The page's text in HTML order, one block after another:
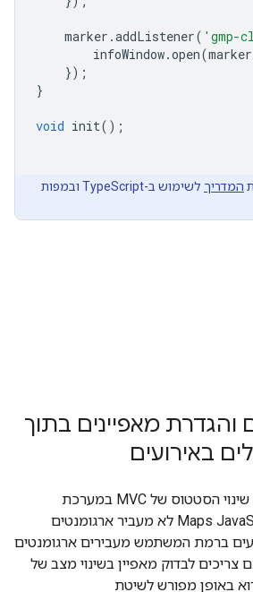
marker.addListener(
infoWindow.open(
void init
לשימוש ב-TypeScript ובמפות
מאפיינים בתוך
באירועים
אף אחד מהאירועים של שינוי הסטטוס של MVC במערכת
האירועים של Maps JavaScript API לא מעביר ארגומנטים
ברמת המשתמש מעבירים ארגומנטים
לבדוק מאפיין בשינוי מצב של